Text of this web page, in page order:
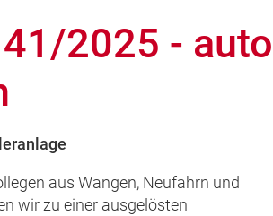
2025 -
aus Wangen, Neufahrn und
wir zu einer ausgelösten